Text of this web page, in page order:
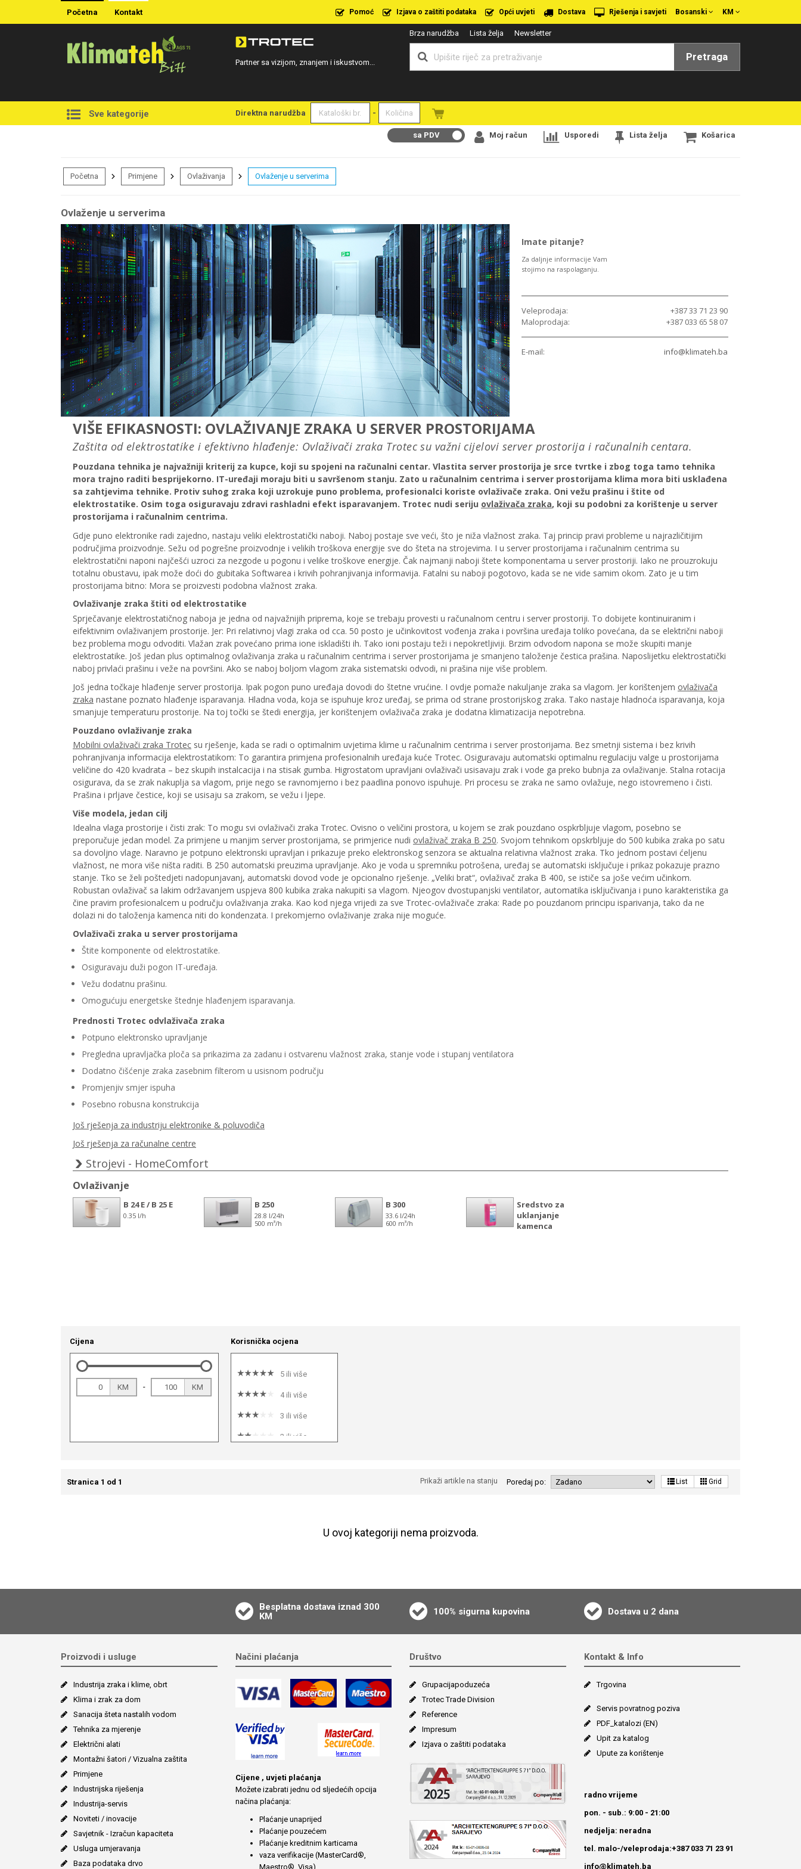
Početna Kontakt KM
Bosanski
Pomoć Izjava o zaštiti podataka Opći uvjeti Dostava Rješenja i savjeti
Partner sa vizijom, znanjem i iskustvom...
Brza narudžba Lista želja Newsletter
Pretraga
Sve kategorije Direktna narudžba -
sa PDV Moj račun Usporedi Lista želja Košarica
Početna Primjene Ovlaživanja Ovlaženje u serverima
Ovlaženje u serverima
Cijena
KM - KM
Korisnička ocjena
5 ili više
4 ili više
3 ili više
2 ili više
Stranica 1 od 1 List Grid
Poredaj po:
Prikaži artikle na stanju
U ovoj kategoriji nema proizvoda.
Besplatna dostava iznad 300
KM
100% sigurna kupovina Dostava u 2 dana
Proizvodi i usluge
Industrija zraka i klime, obrt
Klima i zrak za dom
Sanacija šteta nastalih vodom
Tehnika za mjerenje
Električni alati
Montažni šatori / Vizualna zaštita
Primjene
Industrijska riješenja
Industrija-servis
Noviteti / inovacije
Savjetnik - Izračun kapaciteta
Usluga umjeravanja
Baza podataka drvo
Načini plaćanja
Cijene , uvjeti plaćanja
Možete izabrati jednu od sljedećih opcija
načina plaćanja:
Plaćanje unaprijed
Plaćanje pouzećem
Plaćanje kreditnim karticama
vaza verifikacije (MasterCard®,
Maestro®, Visa)
Društvo
Grupacija­poduzeća
Trotec Trade Division
Reference
Impresum
Izjava o zaštiti podataka
Kontakt & Info
Trgovina
Servis povratnog poziva
PDF_katalozi (EN)
Upit za katalog
Upute za korištenje
radno vrijeme
pon. - sub.: 9:00 - 21:00
nedjelja: neradna
tel. malo-/veleprodaja:+387 033 71 23 91
info@klimateh.ba